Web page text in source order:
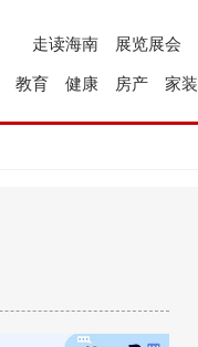
展览展会
走读海南
家装
房产
健康
教育